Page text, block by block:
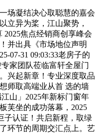
凝结决心取聪慧的嘉会
立异为桨，江山聚势，
2025焦点经销商创享峰会
并出具《市场地位声明
07-31 09:03:33老房子的
家团队莅临富轩全屋门
兴起新章！专业深度取品
师取高端业从首 选的墙
山」2025年新标门窗年
芙坐的成功落幕，2025
子认证！共启新程，取绿
环节的周期交汇点上。艺